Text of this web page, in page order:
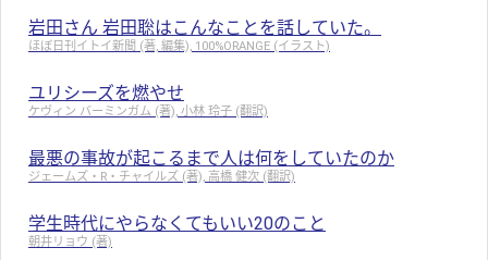
岩田さん 岩田聡はこんなことを話していた。
ほぼ日刊イトイ新聞 (著, 編集), 100%ORANGE (イラスト)
ユリシーズを燃やせ
ケヴィン バーミンガム (著), 小林 玲子 (翻訳)
最悪の事故が起こるまで人は何をしていたのか
ジェームズ・R・チャイルズ (著), 高橋 健次 (翻訳)
学生時代にやらなくてもいい20のこと
朝井リョウ (著)